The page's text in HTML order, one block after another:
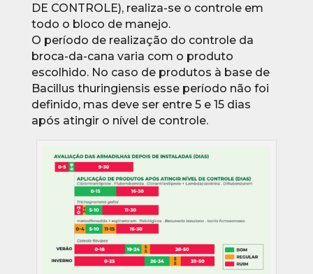
DE CONTROLE), realiza-se o controle em
todo o bloco de manejo.
O período de realização do controle da
broca-da-cana varia com o produto
escolhido. No caso de produtos à base de
Bacillus thuringiensis esse período não foi
definido, mas deve ser entre 5 e 15 dias
após atingir o nível de controle.